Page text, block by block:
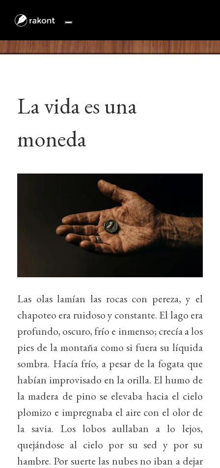
La vida es una
moneda
Las olas lamían las rocas con pereza, y el
chapoteo era ruidoso y constante. El lago era
profundo, oscuro, frío e inmenso; crecía a los
pies de la montaña como si fuera su líquida
sombra. Hacía frío, a pesar de la fogata que
habían improvisado en la orilla. El humo de
la madera de pino se elevaba hacia el cielo
plomizo e impregnaba el aire con el olor de
la savia. Los lobos aullaban a lo lejos,
quejándose al cielo por su sed y por su
hambre. Por suerte las nubes no iban a dejar